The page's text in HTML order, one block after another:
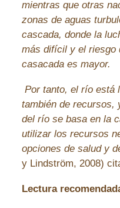
mientras que otras
zonas de aguas
cascada, donde la
más difícil y el riesgo
casacada es mayor.
Por tanto, el río está
también de recursos,
del río se basa en la
utilizar los recursos
opciones de salud y
y Lindström, 2008)
Lectura